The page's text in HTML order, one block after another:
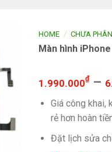
HOME / CHƯA
Màn hình
1.990.000₫–
Giá công khai,
rẻ hơn hoàn
Đặt lịch sửa